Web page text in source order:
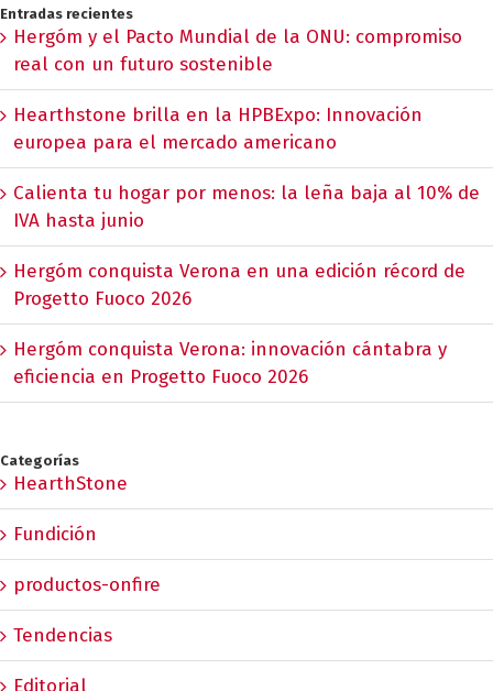
Entradas recientes
Hergóm y el Pacto Mundial de la ONU: compromiso
real con un futuro sostenible
Hearthstone brilla en la HPBExpo: Innovación
europea para el mercado americano
Calienta tu hogar por menos: la leña baja al 10% de
IVA hasta junio
Hergóm conquista Verona en una edición récord de
Progetto Fuoco 2026
Hergóm conquista Verona: innovación cántabra y
eficiencia en Progetto Fuoco 2026
Categorías
HearthStone
Fundición
productos-onfire
Tendencias
Editorial